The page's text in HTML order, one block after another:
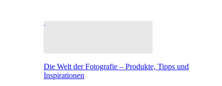
Die Welt der Fotografie – Produkte, Tipps und
Inspirationen